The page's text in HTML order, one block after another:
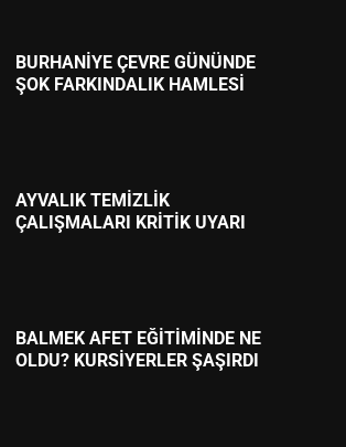
AYVALIK TEMİZLİK
ÇALIŞMALARI KRİTİK UYARI
BALMEK AFET EĞİTİMİNDE NE
OLDU? KURSİYERLER ŞAŞIRDI
GÖNÜLLÜ OKUYUCULUK
BAUN’DA HAYAT BULDU